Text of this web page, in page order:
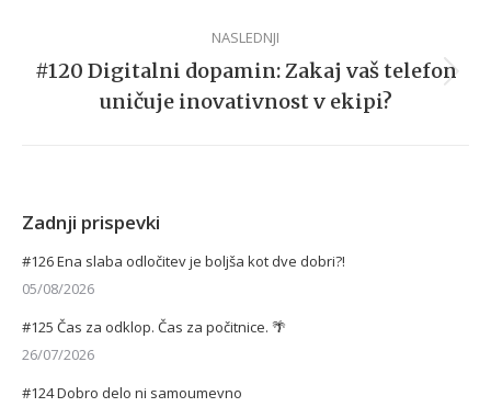
NASLEDNJI
Next
post:
#120 Digitalni dopamin: Zakaj vaš telefon
uničuje inovativnost v ekipi?
Zadnji prispevki
#126 Ena slaba odločitev je boljša kot dve dobri?!
05/08/2026
#125 Čas za odklop. Čas za počitnice. 🌴
26/07/2026
#124 Dobro delo ni samoumevno